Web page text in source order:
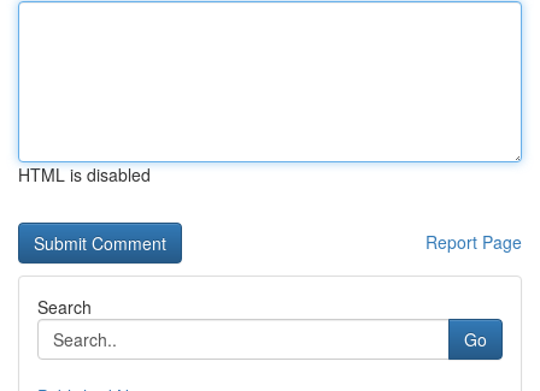
HTML is disabled
Report Page
Search
Go